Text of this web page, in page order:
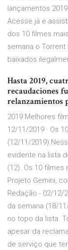
lançamentos
Acesse já e
dos 10 filmes
semana o
baixados
Hasta 2019,
recaudaciones
relanzamientos
2019 Melhores
12/11/2019 · Os
(12/11/2019)
evidente na lista
(12). Os 10
Projeto Gemini,
Redação - 02/12/
da semana (18/
no topo da lista.
apesar da
de serviço que